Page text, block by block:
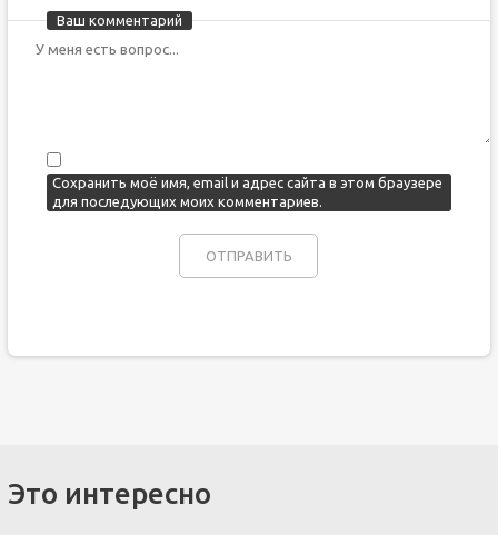
Ваш комментарий
Сохранить моё имя, email и адрес сайта в этом браузере
для последующих моих комментариев.
Это интересно